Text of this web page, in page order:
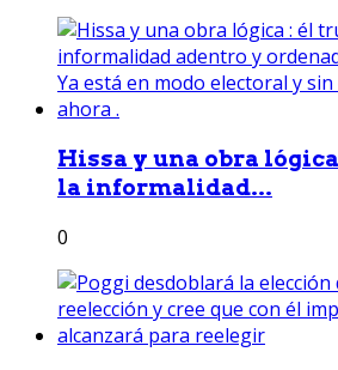
Hissa y una obra
la informalidad...
0